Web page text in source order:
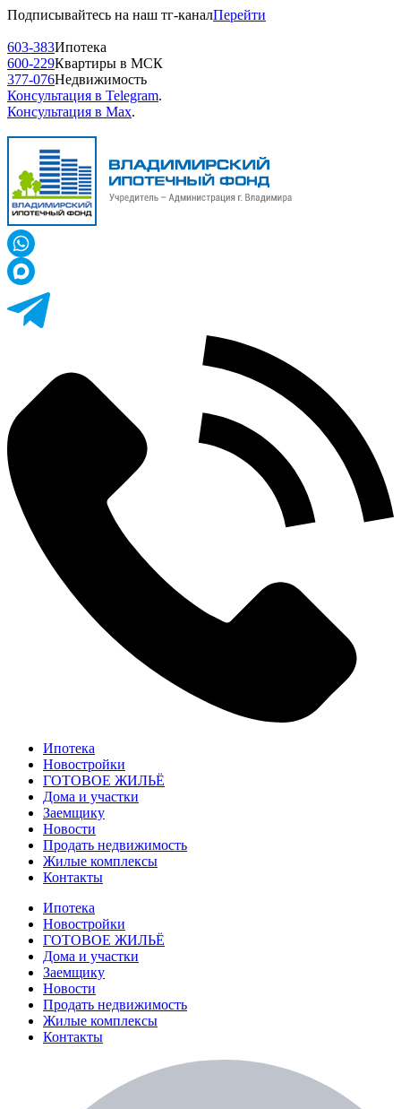
Подписывайтесь на наш тг-каналПерейти
603-383Ипотека
600-229Квартиры в МСК
377-076Недвижимость
Консультация в Telegram.
Консультация в Max.
Ипотека
Новостройки
ГОТОВОЕ ЖИЛЬЁ
Дома и участки
Заемщику
Новости
Продать недвижимость
Жилые комплексы
Контакты
Ипотека
Новостройки
ГОТОВОЕ ЖИЛЬЁ
Дома и участки
Заемщику
Новости
Продать недвижимость
Жилые комплексы
Контакты